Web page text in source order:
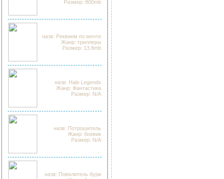
Размер: 800mb
назв: Реквием по мечте
Жанр: триллеры
Размер: 13.8mb
назв: Halo Legends
Жанр: Фантастика
Размер: N/A
назв: Потрошитель
Жанр: боевик
Размер: N/A
назв: Повелитель бури